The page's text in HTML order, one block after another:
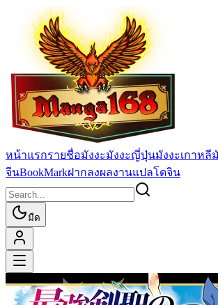
หน้าแรกรายชื่อมังงะมังงะญี่ปุ่นมังงะเกาหลี
จีนBookMarkฝากลงผลงานแปลโดจิน
มืด